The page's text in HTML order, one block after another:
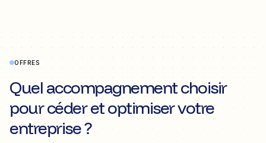
OFFRES
Quel accompagnement choisir
pour céder et optimiser votre
entreprise ?